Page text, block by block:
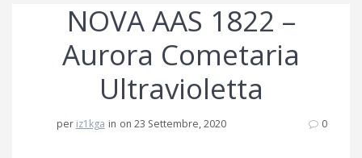
NOVA AAS 1822 –
Aurora Cometaria
Ultravioletta
per iz1kga in on 23 Settembre, 2020 0